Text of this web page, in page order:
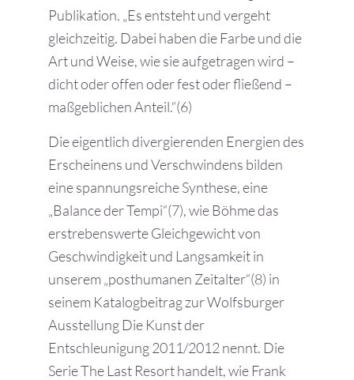
Publikation. „Es entsteht und vergeht
gleichzeitig. Dabei haben die Farbe und die
Art und Weise, wie sie aufgetragen wird –
dicht oder offen oder fest oder fließend –
maßgeblichen Anteil.“(6)
Die eigentlich divergierenden Energien des
Erscheinens und Verschwindens bilden
eine spannungsreiche Synthese, eine
„Balance der Tempi“(7), wie Böhme das
erstrebenswerte Gleichgewicht von
Geschwindigkeit und Langsamkeit in
unserem „posthumanen Zeitalter“(8) in
seinem Katalogbeitrag zur Wolfsburger
Ausstellung Die Kunst der
Entschleunigung 2011/2012 nennt. Die
Serie The Last Resort handelt, wie Frank